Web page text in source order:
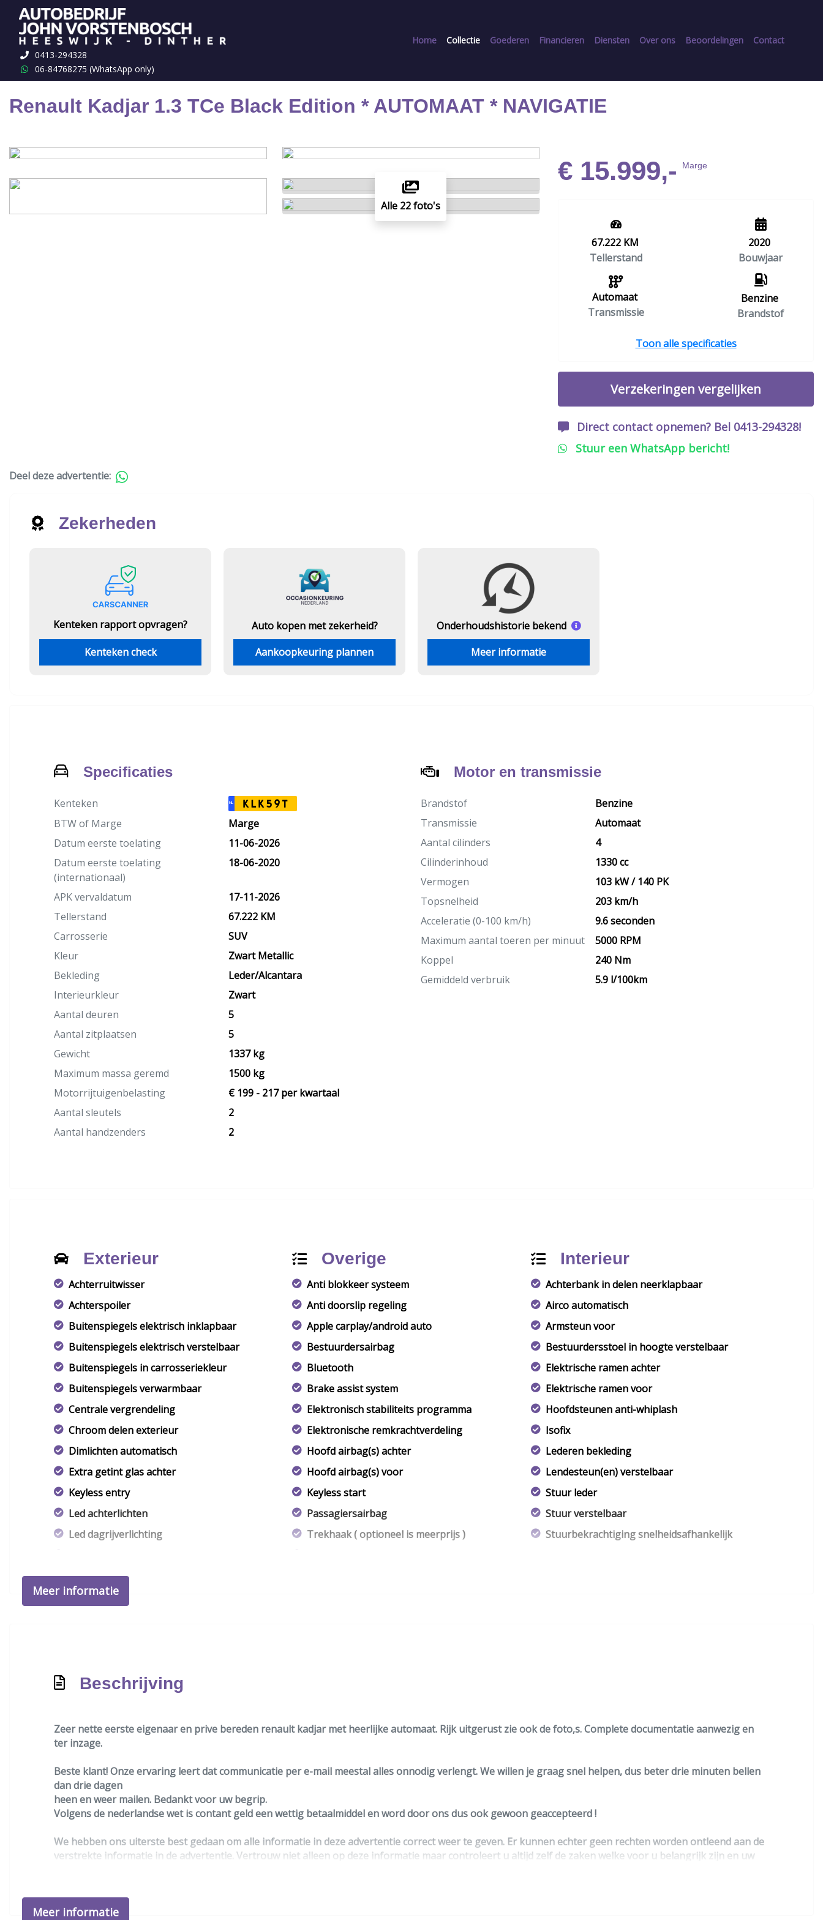
0413-294328
06-84768275 (WhatsApp only)
Home Collectie Goederen Financieren Diensten Over ons Beoordelingen Contact
Terug naar overzicht
Renault Kadjar 1.3 TCe Black Edition * AUTOMAAT * NAVIGATIE
Alle 22 foto's
€ 15.999,- Marge
67.222 KM
Tellerstand
Automaat
Transmissie
2020
Bouwjaar
Benzine
Brandstof
Toon alle specificaties
Verzekeringen vergelijken
Direct contact opnemen? Bel 0413-294328!
Stuur een WhatsApp bericht!
Deel deze advertentie:
Zekerheden
Kenteken rapport opvragen?
Kenteken check
Auto kopen met zekerheid?
Aankoopkeuring plannen
Onderhoudshistorie bekend
Meer informatie
Specificaties
Kenteken NL KLK59T
BTW of Marge
Marge
Datum eerste toelating
11-06-2026
Datum eerste toelating
(internationaal)
18-06-2020
APK vervaldatum
17-11-2026
Tellerstand
67.222 KM
Carrosserie
SUV
Kleur
Zwart Metallic
Bekleding
Leder/Alcantara
Interieurkleur
Zwart
Aantal deuren
5
Aantal zitplaatsen
5
Gewicht
1337 kg
Maximum massa geremd
1500 kg
Motorrijtuigenbelasting
€ 199 - 217 per kwartaal
Aantal sleutels
2
Aantal handzenders
2
Motor en transmissie
Brandstof
Benzine
Transmissie
Automaat
Aantal cilinders
4
Cilinderinhoud
1330 cc
Vermogen
103 kW / 140 PK
Topsnelheid
203 km/h
Acceleratie (0-100 km/h)
9.6 seconden
Maximum aantal toeren per minuut
5000 RPM
Koppel
240 Nm
Gemiddeld verbruik
5.9 l/100km
Exterieur
Achterruitwisser
Achterspoiler
Buitenspiegels elektrisch inklapbaar
Buitenspiegels elektrisch verstelbaar
Buitenspiegels in carrosseriekleur
Buitenspiegels verwarmbaar
Centrale vergrendeling
Chroom delen exterieur
Dimlichten automatisch
Extra getint glas achter
Keyless entry
Led achterlichten
Led dagrijverlichting
Metaalkleur
Mistlampen voor
Overige
Anti blokkeer systeem
Anti doorslip regeling
Apple carplay/android auto
Bestuurdersairbag
Bluetooth
Brake assist system
Elektronisch stabiliteits programma
Elektronische remkrachtverdeling
Hoofd airbag(s) achter
Hoofd airbag(s) voor
Keyless start
Passagiersairbag
Trekhaak ( optioneel is meerprijs )
Interieur
Achterbank in delen neerklapbaar
Airco automatisch
Armsteun voor
Bestuurdersstoel in hoogte verstelbaar
Elektrische ramen achter
Elektrische ramen voor
Hoofdsteunen anti-whiplash
Isofix
Lederen bekleding
Lendesteun(en) verstelbaar
Stuur leder
Stuur verstelbaar
Stuurbekrachtiging snelheidsafhankelijk
Meer informatie
Beschrijving
Zeer nette eerste eigenaar en prive bereden renault kadjar met heerlijke automaat. Rijk uitgerust zie ook de foto,s. Complete documentatie aanwezig en
ter inzage.
Beste klant! Onze ervaring leert dat communicatie per e-mail meestal alles onnodig verlengt. We willen je graag snel helpen, dus beter drie minuten bellen
dan drie dagen
heen en weer mailen. Bedankt voor uw begrip.
Volgens de nederlandse wet is contant geld een wettig betaalmiddel en word door ons dus ook gewoon geaccepteerd !
We hebben ons uiterste best gedaan om alle informatie in deze advertentie correct weer te geven. Er kunnen echter geen rechten worden ontleend aan de
verstrekte informatie in de advertentie. Vertrouw niet alleen op deze informatie maar controleert u altijd zelf de zaken welke voor u belangrijk zijn en uw
Meer informatie